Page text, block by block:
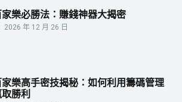
家樂必勝法：賺錢神器大揭密
2026 年 12 月 26 日
家樂高手密技揭秘：如何利用籌碼管理
勝利